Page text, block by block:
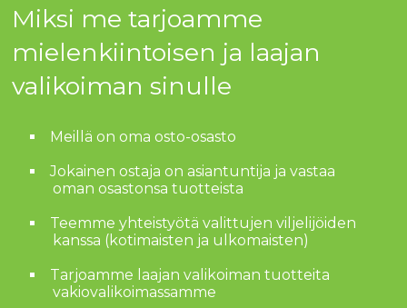
Miksi me tarjoamme
mielenkiintoisen ja laajan
valikoiman sinulle
Meillä on oma osto-osasto
Jokainen ostaja on asiantuntija ja vastaa
oman osastonsa tuotteista
Teemme yhteistyötä valittujen viljelijöiden
kanssa (kotimaisten ja ulkomaisten)
Tarjoamme laajan valikoiman tuotteita
vakiovalikoimassamme